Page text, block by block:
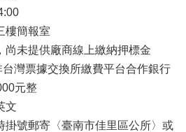
樓簡報室
尚未提供廠商線上繳納押標金
灣票據交換所繳費平台合作銀行
元整
文
掛號郵寄〈臺南市佳里區公所〉或